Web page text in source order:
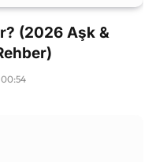
(2026 Aşk &
00:54